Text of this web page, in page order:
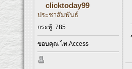
clicktoday99
ประชาสัมพันธ์
กระทู้: 785
ขอบคุณ ไท.Access